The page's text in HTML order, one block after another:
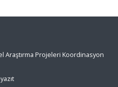
Araştırma Projeleri Koordinasyon